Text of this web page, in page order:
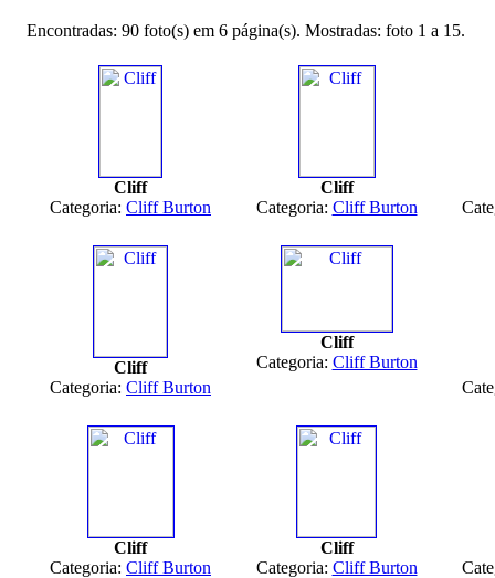
Encontradas: 90 foto(s) em 6 página(s). Mostradas: foto 1 a 15.
Cliff
Categoria: Cliff Burton
Cliff
Categoria: Cliff Burton
Cliff
Categoria: Cliff Burton
Cliff
Categoria: Cliff Burton
Cliff
Categoria: Cliff Burton
Cliff
Categoria: Cliff Burton